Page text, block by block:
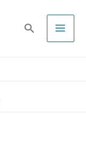
Pesquisa